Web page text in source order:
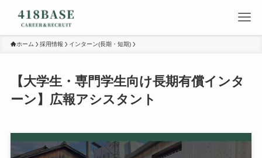
ホーム 採用情報 インターン(長期・短期)
【大学生・専門学生向け長期有償インタ
ーン】広報アシスタント